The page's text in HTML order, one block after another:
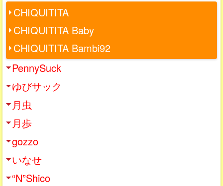
CHIQUITITA
CHIQUITITA Baby
CHIQUITITA Bambi92
PennySuck
ゆびサック
月虫
月歩
gozzo
いなせ
“N”Shico